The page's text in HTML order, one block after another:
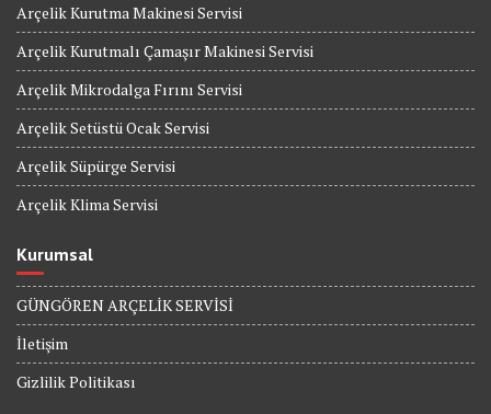
Arçelik Kurutma Makinesi Servisi
Arçelik Kurutmalı Çamaşır Makinesi Servisi
Arçelik Mikrodalga Fırını Servisi
Arçelik Setüstü Ocak Servisi
Arçelik Süpürge Servisi
Arçelik Klima Servisi
Kurumsal
GÜNGÖREN ARÇELİK SERVİSİ
İletişim
Gizlilik Politikası